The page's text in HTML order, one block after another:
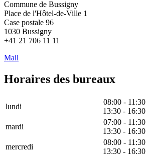
Commune de Bussigny
Place de l'Hôtel-de-Ville 1
Case postale 96
1030 Bussigny
+41 21 706 11 11
Mail
Horaires des bureaux
lundi
08:00 - 11:30
13:30 - 16:30
mardi
07:00 - 11:30
13:30 - 16:30
mercredi
08:00 - 11:30
13:30 - 16:30